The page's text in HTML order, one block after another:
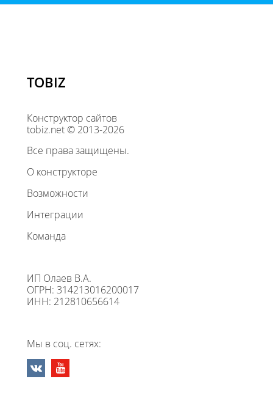
TOBIZ
Конструктор сайтов
tobiz.net © 2013-2026
Все права защищены.
О конструкторе
Возможности
Интеграции
Команда
ИП Олаев В.А.
ОГРН: 314213016200017
ИНН: 212810656614
Мы в соц. сетях: